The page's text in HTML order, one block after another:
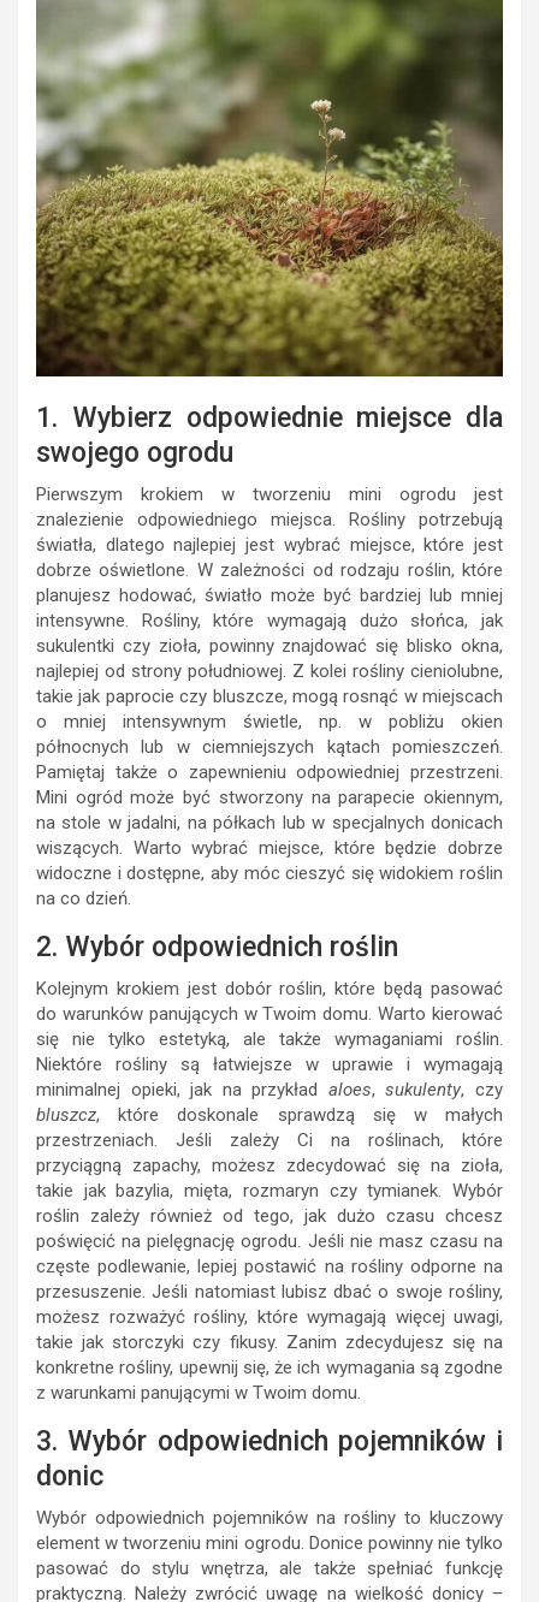
1. Wybierz odpowiednie miejsce dla
swojego ogrodu
Pierwszym krokiem w tworzeniu mini ogrodu jest
znalezienie odpowiedniego miejsca. Rośliny potrzebują
światła, dlatego najlepiej jest wybrać miejsce, które jest
dobrze oświetlone. W zależności od rodzaju roślin, które
planujesz hodować, światło może być bardziej lub mniej
intensywne. Rośliny, które wymagają dużo słońca, jak
sukulentki czy zioła, powinny znajdować się blisko okna,
najlepiej od strony południowej. Z kolei rośliny cieniolubne,
takie jak paprocie czy bluszcze, mogą rosnąć w miejscach
o mniej intensywnym świetle, np. w pobliżu okien
północnych lub w ciemniejszych kątach pomieszczeń.
Pamiętaj także o zapewnieniu odpowiedniej przestrzeni.
Mini ogród może być stworzony na parapecie okiennym,
na stole w jadalni, na półkach lub w specjalnych donicach
wiszących. Warto wybrać miejsce, które będzie dobrze
widoczne i dostępne, aby móc cieszyć się widokiem roślin
na co dzień.
2. Wybór odpowiednich roślin
Kolejnym krokiem jest dobór roślin, które będą pasować
do warunków panujących w Twoim domu. Warto kierować
się nie tylko estetyką, ale także wymaganiami roślin.
Niektóre rośliny są łatwiejsze w uprawie i wymagają
minimalnej opieki, jak na przykład aloes,sukulenty, czy
bluszcz, które doskonale sprawdzą się w małych
przestrzeniach. Jeśli zależy Ci na roślinach, które
przyciągną zapachy, możesz zdecydować się na zioła,
takie jak bazylia, mięta, rozmaryn czy tymianek. Wybór
roślin zależy również od tego, jak dużo czasu chcesz
poświęcić na pielęgnację ogrodu. Jeśli nie masz czasu na
częste podlewanie, lepiej postawić na rośliny odporne na
przesuszenie. Jeśli natomiast lubisz dbać o swoje rośliny,
możesz rozważyć rośliny, które wymagają więcej uwagi,
takie jak storczyki czy fikusy. Zanim zdecydujesz się na
konkretne rośliny, upewnij się, że ich wymagania są zgodne
z warunkami panującymi w Twoim domu.
3. Wybór odpowiednich pojemników i
donic
Wybór odpowiednich pojemników na rośliny to kluczowy
element w tworzeniu mini ogrodu. Donice powinny nie tylko
pasować do stylu wnętrza, ale także spełniać funkcję
praktyczną. Należy zwrócić uwagę na wielkość donicy –